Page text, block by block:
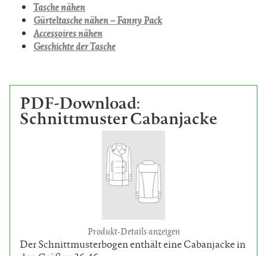
Tasche nähen
Gürteltasche nähen – Fanny Pack
Accessoires nähen
Geschichte der Tasche
PDF-Download:
Schnittmuster Cabanjacke
Produkt-Details anzeigen
Der Schnittmusterbogen enthält eine Cabanjacke in